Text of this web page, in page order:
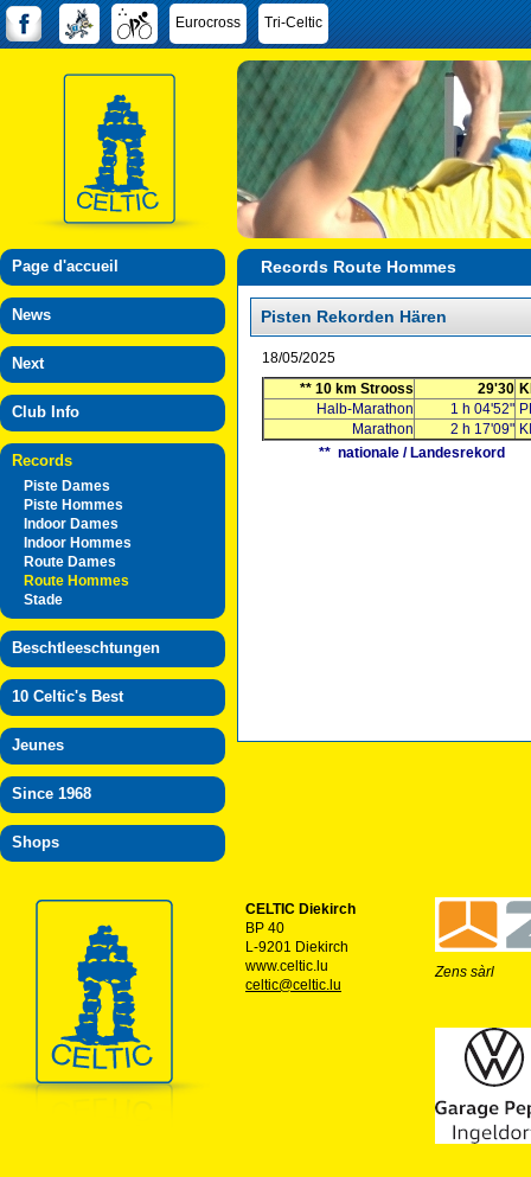
Eurocross Tri-Celtic
Page d'accueil
News
Next
Club Info
Records
Piste Dames
Piste Hommes
Indoor Dames
Indoor Hommes
Route Dames
Route Hommes
Stade
Beschtleeschtungen
10 Celtic's Best
Jeunes
Since 1968
Shops
Records Route Hommes
Pisten Rekorden Hären
18/05/2025
** 10 km Strooss
29'30
Halb-Marathon
1 h 04'52"
Marathon
2 h 17'09"
** nationale / Landesrekord
CELTIC Diekirch
BP 40
L-9201 Diekirch
www.celtic.lu
celtic@celtic.lu
Zens sàrl